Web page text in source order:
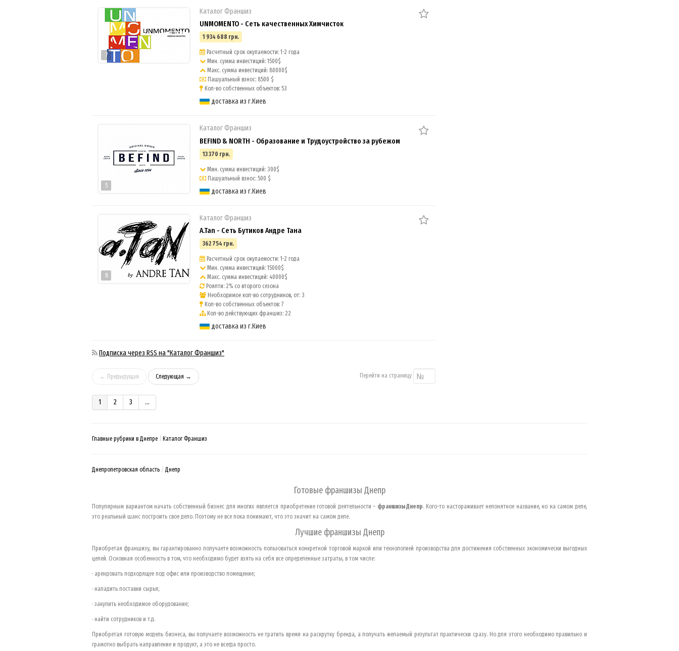
7
Каталог Франшиз
UNMOMENTO - Сеть качественных Химчисток
1 934 688 грн.
Расчетный срок окупаемости: 1-2 года
Мин. сумма инвестиций: 1500$
Макс. сумма инвестиций: 80000$
Пашуальный взнос: 8500 $
Кол-во собственных объектов: 53
доставка из г.Киев
5
Каталог Франшиз
BEFIND & NORTH - Образование и Трудоустройство за рубежом
13 370 грн.
Мин. сумма инвестиций: 300$
Пашуальный взнос: 500 $
доставка из г.Киев
8
Каталог Франшиз
A.Tan - Сеть Бутиков Андре Тана
362 754 грн.
Расчетный срок окупаемости: 1-2 года
Мин. сумма инвестиций: 15000$
Макс. сумма инвестиций: 40000$
Роялти: 2% со второго сезона
Необходимое кол-во сотрудников, от: 3
Кол-во собственных объектов: 7
Кол-во действующих франшиз: 22
доставка из г.Киев
Подписка через RSS на "Каталог Франшиз"
← Предыдущая Следующая → Перейти на страницу
1 2 3 ...
Главные рубрики в Днепре Каталог Франшиз
Днепропетровская область Днепр
Готовые франшизы Днепр
Популярным вариантом начать собственный бизнес для многих является приобретение готовой деятельности – франшизыДнепр. Кого-то настораживает непонятное название, но на самом деле,
это реальный шанс построить свое дело. Поэтому не все пока понимают, что это значит на самом деле.
Лучшие франшизы Днепр
Приобретая франшизу, вы гарантированно получаете возможность пользоваться конкретной торговой маркой или технологией производства для достижения собственных экономически выгодных
целей. Основная особенность в том, что необходимо будет взять на себя все определенные затраты, в том числе:
· арендовать подходящее под офис или производство помещение;
· наладить поставки сырья;
· закупить необходимое оборудование;
· найти сотрудников и т.д.
Приобретая готовую модель бизнеса, вы получаете возможность не тратить время на раскрутку бренда, а получать желаемый результат практически сразу. Но для этого необходимо правильно и
грамотно выбрать направление и продукт, а это не всегда просто.